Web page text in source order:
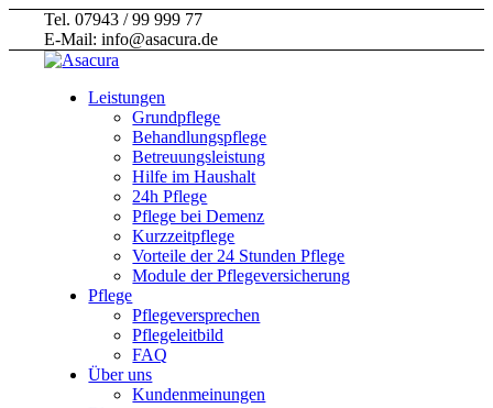
Tel. 07943 / 99 999 77
E-Mail: info@asacura.de
Leistungen
Grundpflege
Behandlungspflege
Betreuungsleistung
Hilfe im Haushalt
24h Pflege
Pflege bei Demenz
Kurzzeitpflege
Vorteile der 24 Stunden Pflege
Module der Pflegeversicherung
Pflege
Pflegeversprechen
Pflegeleitbild
FAQ
Über uns
Kundenmeinungen